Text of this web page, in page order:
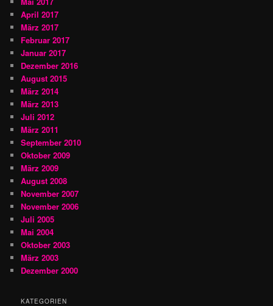
April 2017
März 2017
Februar 2017
Januar 2017
Dezember 2016
August 2015
März 2014
März 2013
Juli 2012
März 2011
September 2010
Oktober 2009
März 2009
August 2008
November 2007
November 2006
Juli 2005
Mai 2004
Oktober 2003
März 2003
Dezember 2000
KATEGORIEN